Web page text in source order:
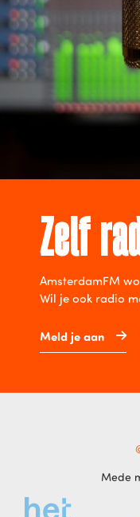
Zelf
AmsterdamFM
Wil je ook radio
Meld je aan
Mede